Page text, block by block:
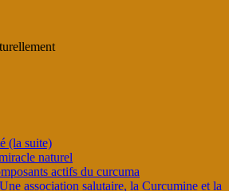
(la suite)
naturel
actifs du curcuma
Une association salutaire, la Curcumine et la